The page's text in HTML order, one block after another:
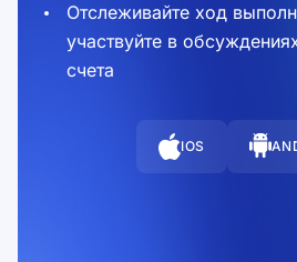
Отслеживайте ход
участвуйте в
счета
IOS